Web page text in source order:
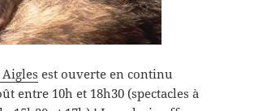
est ouverte en continu
entre 10h et 18h30 (spectacles à